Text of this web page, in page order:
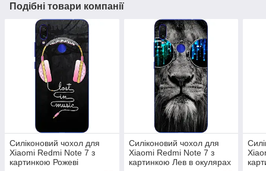
Подібні товари компанії
Силіконовий чохол для
Xiaomi Redmi Note 7 з
картинкою Рожеві
Силіконовий чохол для
Xiaomi Redmi Note 7 з
картинкою Лев в окулярах